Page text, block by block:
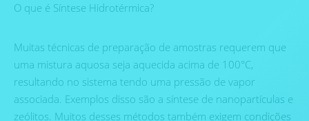
O que é Síntese Hidrotérmica?
Muitas técnicas de preparação de amostras requerem que
uma mistura aquosa seja aquecida acima de 100°C,
resultando no sistema tendo uma pressão de vapor
associada. Exemplos disso são a síntese de nanopartículas e
zeólitos. Muitos desses métodos também exigem condições